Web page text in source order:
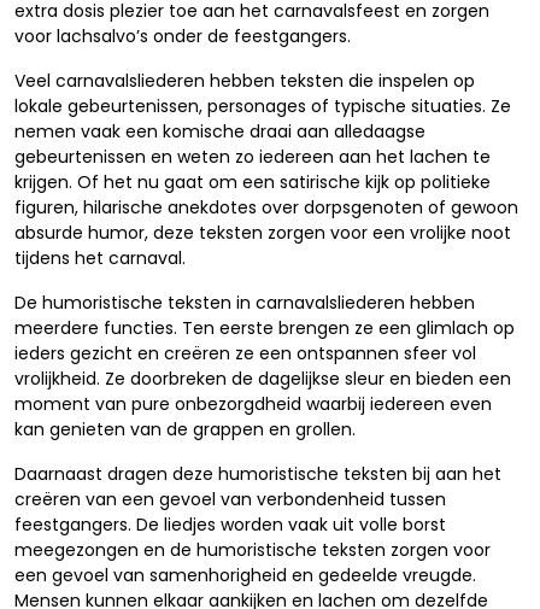
extra dosis plezier toe aan het carnavalsfeest en zorgen
voor lachsalvo’s onder de feestgangers.
Veel carnavalsliederen hebben teksten die inspelen op
lokale gebeurtenissen, personages of typische situaties. Ze
nemen vaak een komische draai aan alledaagse
gebeurtenissen en weten zo iedereen aan het lachen te
krijgen. Of het nu gaat om een satirische kijk op politieke
figuren, hilarische anekdotes over dorpsgenoten of gewoon
absurde humor, deze teksten zorgen voor een vrolijke noot
tijdens het carnaval.
De humoristische teksten in carnavalsliederen hebben
meerdere functies. Ten eerste brengen ze een glimlach op
ieders gezicht en creëren ze een ontspannen sfeer vol
vrolijkheid. Ze doorbreken de dagelijkse sleur en bieden een
moment van pure onbezorgdheid waarbij iedereen even
kan genieten van de grappen en grollen.
Daarnaast dragen deze humoristische teksten bij aan het
creëren van een gevoel van verbondenheid tussen
feestgangers. De liedjes worden vaak uit volle borst
meegezongen en de humoristische teksten zorgen voor
een gevoel van samenhorigheid en gedeelde vreugde.
Mensen kunnen elkaar aankijken en lachen om dezelfde